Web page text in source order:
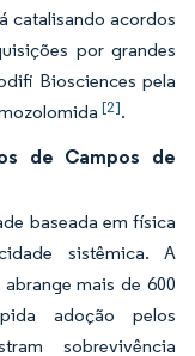
catalisando acordos
por grandes
Biosciences pela
[2].
de Campos de
baseada em física
sistêmica. A
mais de 600
adoção pelos
sobrevivência